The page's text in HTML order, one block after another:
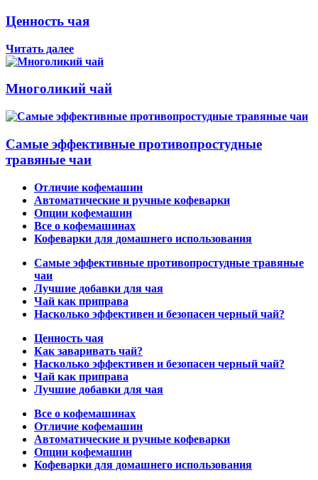
Ценность чая
Читать далее
Многоликий чай
Самые эффективные противопростудные
травяные чаи
Отличие кофемашин
Автоматические и ручные кофеварки
Опции кофемашин
Все о кофемашинах
Кофеварки для домашнего использования
Самые эффективные противопростудные травяные
чаи
Лучшие добавки для чая
Чай как приправа
Насколько эффективен и безопасен черный чай?
Ценность чая
Как заваривать чай?
Насколько эффективен и безопасен черный чай?
Чай как приправа
Лучшие добавки для чая
Все о кофемашинах
Отличие кофемашин
Автоматические и ручные кофеварки
Опции кофемашин
Кофеварки для домашнего использования